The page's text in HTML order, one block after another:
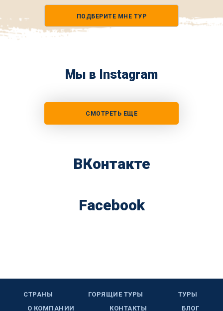
ПОДБЕРИТЕ МНЕ ТУР
Мы в Instagram
СМОТРЕТЬ ЕЩЕ
ВКонтакте
Facebook
СТРАНЫ ГОРЯЩИЕ ТУРЫ
ТУРЫ
О КОМПАНИИ
КОНТАКТЫ БЛОГ